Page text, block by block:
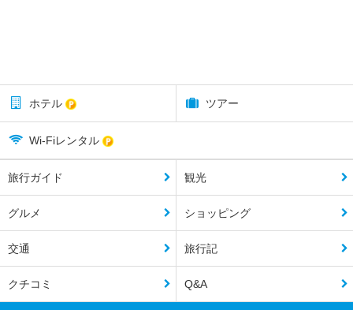
ホテル ツアー
Wi-Fiレンタル
旅行ガイド 観光
グルメ ショッピング
交通 旅行記
クチコミ Q&A